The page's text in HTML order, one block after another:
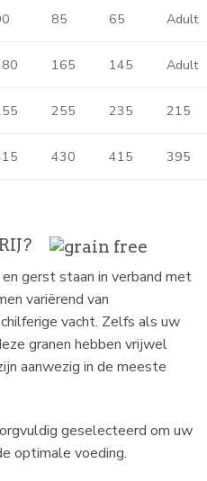
85 65 Adult
165 145 Adult
255 235 215
430 415 395
gerst staan in verband met
variërend van
vacht. Zelfs als uw
granen hebben vrijwel
aanwezig in de meeste
geselecteerd om uw
optimale voeding.